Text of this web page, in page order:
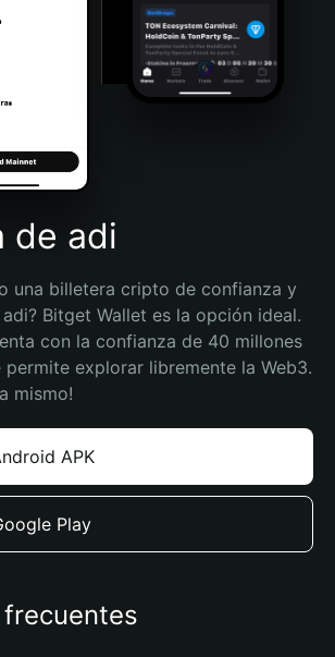
de adi
una billetera cripto de confianza y
Bitget Wallet es la opción ideal.
con la confianza de 40 millones
permite explorar libremente la Web3.
mismo!
APK
Play